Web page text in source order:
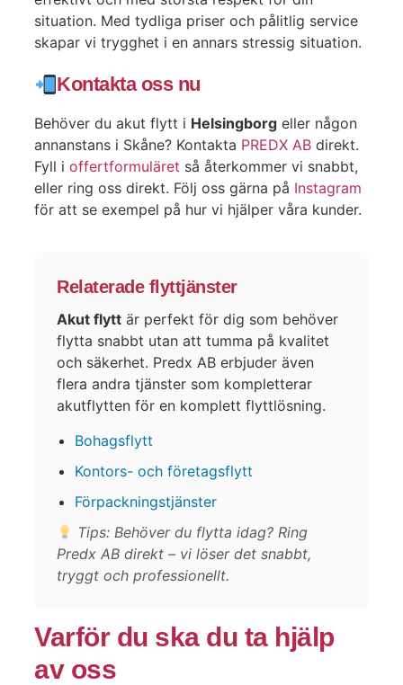
situation. Med tydliga priser och pålitlig service
skapar vi trygghet i en annars stressig situation.
Kontakta oss nu
Behöver du akut flytt i Helsingborg eller någon
annanstans i Skåne? Kontakta PREDX AB direkt.
Fyll i offertformuläret så återkommer vi snabbt,
eller ring oss direkt. Följ oss gärna på Instagram
för att se exempel på hur vi hjälper våra kunder.
Relaterade flyttjänster
Akut flytt är perfekt för dig som behöver
flytta snabbt utan att tumma på kvalitet
och säkerhet. Predx AB erbjuder även
flera andra tjänster som kompletterar
akutflytten för en komplett flyttlösning.
Bohagsflytt
Kontors- och företagsflytt
Förpackningstjänster
Tips: Behöver du flytta idag? Ring
Predx AB direkt – vi löser det snabbt,
tryggt och professionellt.
Varför du ska du ta hjälp
av oss